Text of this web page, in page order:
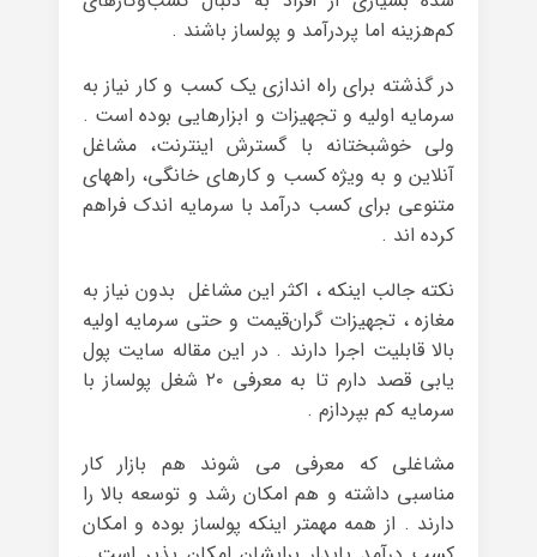
کم‌هزینه اما پردرآمد و پولساز باشند .
در گذشته برای راه اندازی یک کسب و کار نیاز به
سرمایه اولیه و تجهیزات و ابزارهایی بوده است .
ولی خوشبختانه با گسترش اینترنت، مشاغل
آنلاین و به ویژه کسب و کارهای خانگی، راههای
متنوعی برای کسب درآمد با سرمایه اندک فراهم
کرده اند .
نکته جالب اینکه ، اکثر این مشاغل بدون نیاز به
مغازه ، تجهیزات گران‌قیمت و حتی سرمایه اولیه
بالا قابلیت اجرا دارند . در این مقاله سایت پول
یابی قصد دارم تا به معرفی ۲۰ شغل پولساز با
سرمایه کم بپردازم .
مشاغلی که معرفی می شوند هم بازار کار
مناسبی داشته و هم امکان رشد و توسعه بالا را
دارند . از همه مهمتر اینکه پولساز بوده و امکان